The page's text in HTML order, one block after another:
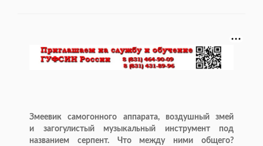
Змеевик самогонного аппарата, воздушный змей
и загогулистый музыкальный инструмент под
названием серпент. Что между ними общего?